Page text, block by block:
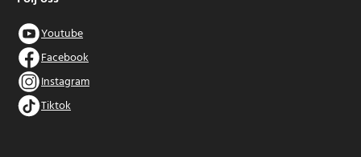
Youtube
Facebook
Instagram
Tiktok